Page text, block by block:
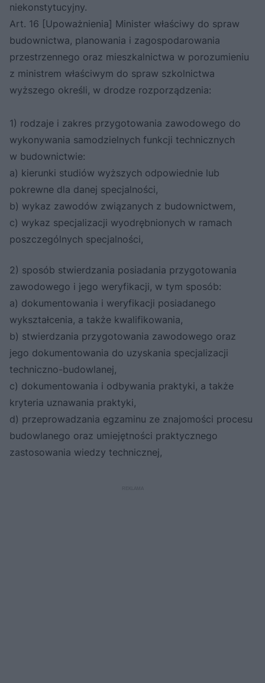
niekonstytucyjny.
Art. 16 [Upoważnienia] Minister właściwy do spraw
budownictwa, planowania i zagospodarowania
przestrzennego oraz mieszkalnictwa w porozumieniu
z ministrem właściwym do spraw szkolnictwa
wyższego określi, w drodze rozporządzenia:
1) rodzaje i zakres przygotowania zawodowego do
wykonywania samodzielnych funkcji technicznych
w budownictwie:
a) kierunki studiów wyższych odpowiednie lub
pokrewne dla danej specjalności,
b) wykaz zawodów związanych z budownictwem,
c) wykaz specjalizacji wyodrębnionych w ramach
poszczególnych specjalności,
2) sposób stwierdzania posiadania przygotowania
zawodowego i jego weryfikacji, w tym sposób:
a) dokumentowania i weryfikacji posiadanego
wykształcenia, a także kwalifikowania,
b) stwierdzania przygotowania zawodowego oraz
jego dokumentowania do uzyskania specjalizacji
techniczno-budowlanej,
c) dokumentowania i odbywania praktyki, a także
kryteria uznawania praktyki,
d) przeprowadzania egzaminu ze znajomości procesu
budowlanego oraz umiejętności praktycznego
zastosowania wiedzy technicznej,